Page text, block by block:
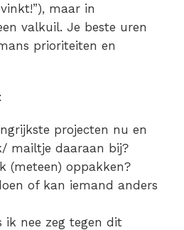
maar in
valkuil. Je beste uren
prioriteiten en
projecten nu en
mailtje daaraan bij?
(meteen) oppakken?
of kan iemand anders
ik nee zeg tegen dit